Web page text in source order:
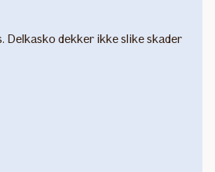
Delkasko dekker ikke slike skader